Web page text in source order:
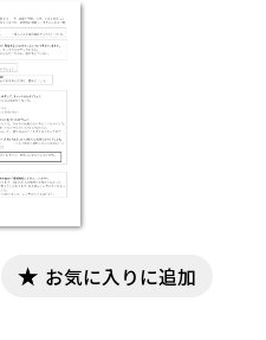
お気に入りに追加